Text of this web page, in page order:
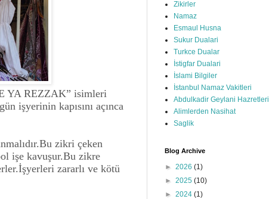
YA REZZAK” isimleri
işyerinin kapısını açınca
zikri çeken
işe kavuşur.Bu zikre
zararlı ve kötü
Zikirler
Namaz
Esmaul Husna
Sukur Dualari
Turkce Dualar
İstigfar Dualari
İslami Bilgiler
İstanbul Namaz Vakitleri
Abdulkadir Geylani Hazretleri
Alimlerden Nasihat
Saglik
Blog Archive
► 2026 (1)
► 2025 (10)
► 2024 (1)